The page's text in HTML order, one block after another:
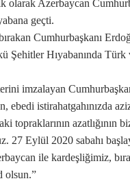
olarak Azerbaycan
geçti.
Cumhurbaşkanı
Şehitler Hıyabanında
imzalayan
istirahatgahınızda
topraklarının azatlığının
27 Eylül 2020 sabahı
ile kardeşliğimiz,
olsun.”